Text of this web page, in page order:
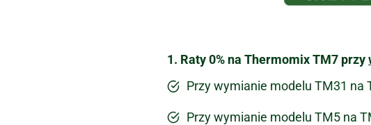
1. Raty 0% na Thermomix TM7 przy
Przy wymianie modelu TM31 na
Przy wymianie modelu TM5 na